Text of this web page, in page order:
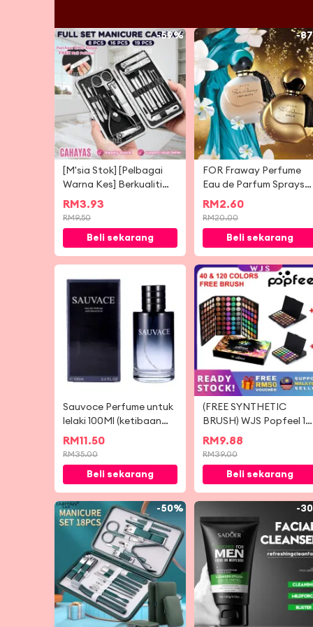
-59%
[M'sia Stok] [Pelbagai
Warna Kes] Berkualiti
Tinggi Clipper Kuku Kuku
Keluli Tahan Karat Set
Manicure Telinga Kening
Telinga pedicure
Gunting Alat Pemotong
RM 3.93
RM9.50
Beli sekarang
-
FOR Fraway Perfume
Eau de Parfum Sprays
50ml
RM 2.60
RM20.00
Beli sekarang
Sauvoce Perfume untuk
lelaki 100Ml (ketibaan
baru) harga istimewa
RM 11.50
RM35.00
Beli sekarang
-
(FREE SYNTHETIC
BRUSH) WJS Popfeel 120
& 40 Colors Matte
Luminous Eyeshadow
Palette Cosmetic Mini
Portable 40 Eye
Shadow Natural Tone
Makeup Shades BROWN
MULTICOLOR (FREE RM
50 VOUCHER)
RM 9.88
RM39.00
Beli sekarang
-50% -